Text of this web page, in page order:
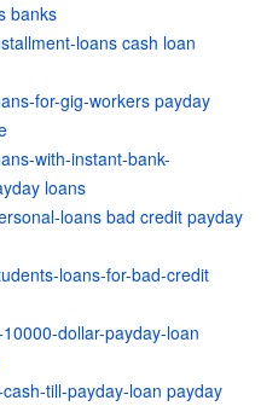
banks
loans cash loan
for-gig-workers payday
with-instant-bank-
loans
loans bad credit payday
loans-for-bad-credit
dollar-payday-loan
till-payday-loan payday